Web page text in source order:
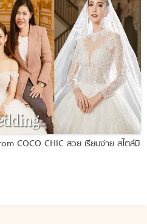
COCO CHIC สวย เรียบง่าย สไตล์มิ